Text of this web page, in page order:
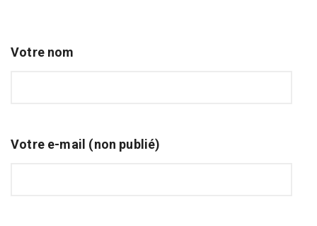
Votre nom
Votre e-mail (non publié)